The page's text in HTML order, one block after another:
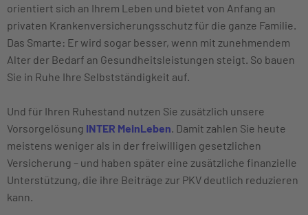
orientiert sich an Ihrem Leben und bietet von Anfang an
privaten Krankenversicherungsschutz für die ganze Familie.
Das Smarte: Er wird sogar besser, wenn mit zunehmendem
Alter der Bedarf an Gesundheitsleistungen steigt. So bauen
Sie in Ruhe Ihre Selbstständigkeit auf.
Und für Ihren Ruhestand nutzen Sie zusätzlich unsere
Vorsorgelösung INTER MeinLeben . Damit zahlen Sie heute
meistens weniger als in der freiwilligen gesetzlichen
Versicherung – und haben später eine zusätzliche finanzielle
Unterstützung, die ihre Beiträge zur PKV deutlich reduzieren
kann.